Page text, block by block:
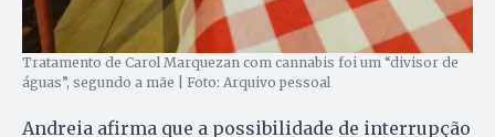
Tratamento de Carol Marquezan com cannabis foi um “divisor de
águas”, segundo a mãe | Foto: Arquivo pessoal
Andreia afirma que a possibilidade de interrupção